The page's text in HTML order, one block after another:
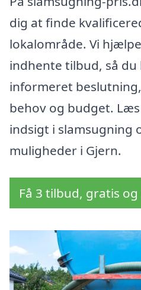
dig at finde
lokalområde. Vi
indhente tilbud, så
informeret
behov og budget.
indsigt i slamsugning
muligheder i Gjern.
Få 3 tilbud, gratis